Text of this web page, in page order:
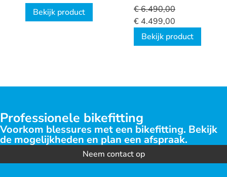
Force AXS
2X12
Bekijk product €6.490,00
€ 4.499,00
Bekijk product
Professionele bikefitting
Voorkom blessures met een bikefitting. Bekijk
de mogelijkheden en plan een afspraak.
Neem contact op